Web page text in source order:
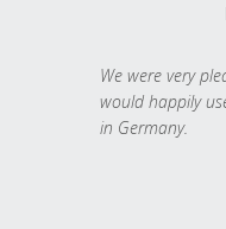
We were very
would happily
in Germany.